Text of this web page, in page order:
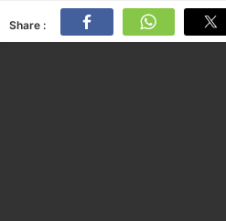
Share :